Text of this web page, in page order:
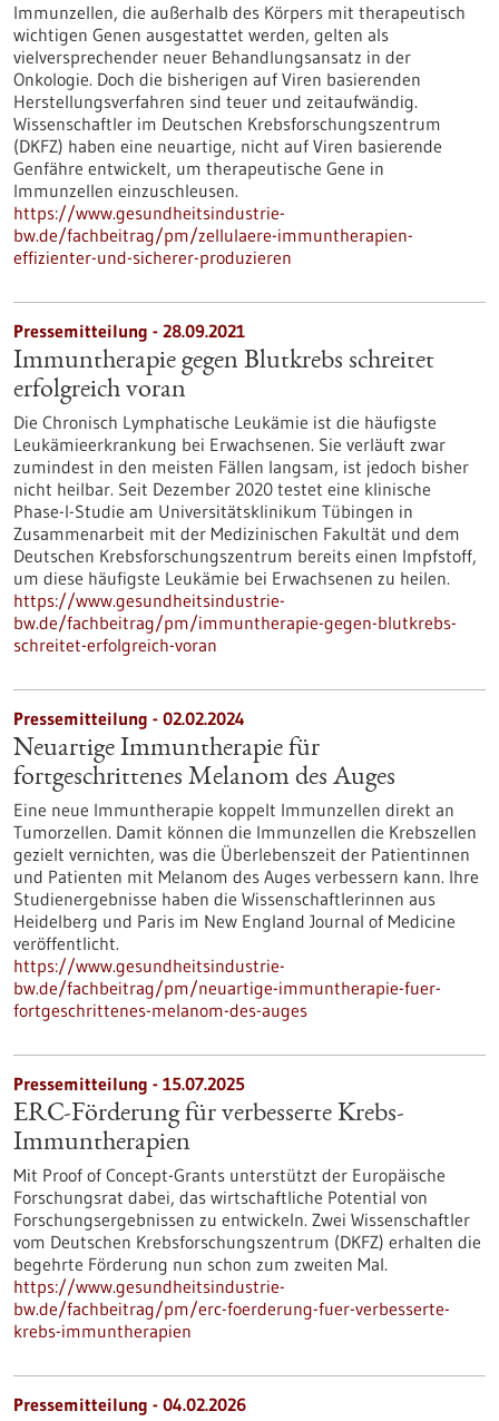
Immunzellen, die außerhalb des Körpers mit therapeutisch
wichtigen Genen ausgestattet werden, gelten als
vielversprechender neuer Behandlungsansatz in der
Onkologie. Doch die bisherigen auf Viren basierenden
Herstellungsverfahren sind teuer und zeitaufwändig.
Wissenschaftler im Deutschen Krebsforschungszentrum
(DKFZ) haben eine neuartige, nicht auf Viren basierende
Genfähre entwickelt, um therapeutische Gene in
Immunzellen einzuschleusen.
https://www.gesundheitsindustrie-
bw.de/fachbeitrag/pm/zellulaere-immuntherapien-
effizienter-und-sicherer-produzieren
Pressemitteilung - 28.09.2021
Immuntherapie gegen Blutkrebs schreitet
erfolgreich voran
Die Chronisch Lymphatische Leukämie ist die häufigste
Leukämieerkrankung bei Erwachsenen. Sie verläuft zwar
zumindest in den meisten Fällen langsam, ist jedoch bisher
nicht heilbar. Seit Dezember 2020 testet eine klinische
Phase-I-Studie am Universitätsklinikum Tübingen in
Zusammenarbeit mit der Medizinischen Fakultät und dem
Deutschen Krebsforschungszentrum bereits einen Impfstoff,
um diese häufigste Leukämie bei Erwachsenen zu heilen.
https://www.gesundheitsindustrie-
bw.de/fachbeitrag/pm/immuntherapie-gegen-blutkrebs-
schreitet-erfolgreich-voran
Pressemitteilung - 02.02.2024
Neuartige Immuntherapie für
fortgeschrittenes Melanom des Auges
Eine neue Immuntherapie koppelt Immunzellen direkt an
Tumorzellen. Damit können die Immunzellen die Krebszellen
gezielt vernichten, was die Überlebenszeit der Patientinnen
und Patienten mit Melanom des Auges verbessern kann. Ihre
Studienergebnisse haben die Wissenschaftlerinnen aus
Heidelberg und Paris im New England Journal of Medicine
veröffentlicht.
https://www.gesundheitsindustrie-
bw.de/fachbeitrag/pm/neuartige-immuntherapie-fuer-
fortgeschrittenes-melanom-des-auges
Pressemitteilung - 15.07.2025
ERC-Förderung für verbesserte Krebs-
Immuntherapien
Mit Proof of Concept-Grants unterstützt der Europäische
Forschungsrat dabei, das wirtschaftliche Potential von
Forschungsergebnissen zu entwickeln. Zwei Wissenschaftler
vom Deutschen Krebsforschungszentrum (DKFZ) erhalten die
begehrte Förderung nun schon zum zweiten Mal.
https://www.gesundheitsindustrie-
bw.de/fachbeitrag/pm/erc-foerderung-fuer-verbesserte-
krebs-immuntherapien
Pressemitteilung - 04.02.2026